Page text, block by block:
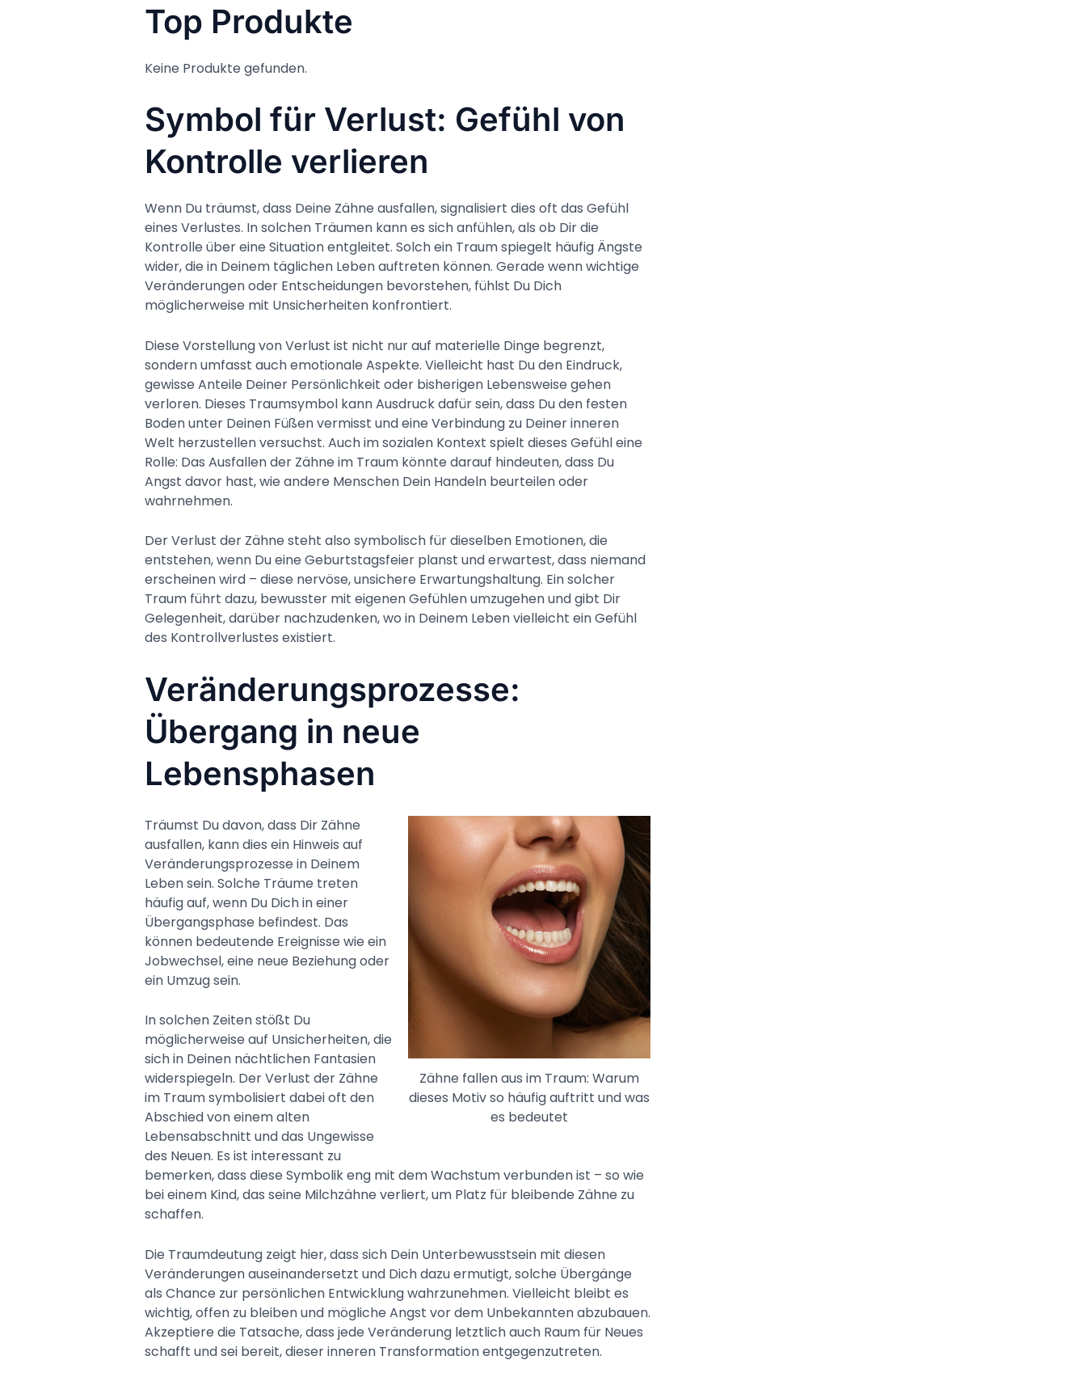
Top Produkte
Keine Produkte gefunden.
Symbol für Verlust: Gefühl von
Kontrolle verlieren
Wenn Du träumst, dass Deine Zähne ausfallen, signalisiert dies oft das Gefühl
eines Verlustes. In solchen Träumen kann es sich anfühlen, als ob Dir die
Kontrolle über eine Situation entgleitet. Solch ein Traum spiegelt häufig Ängste
wider, die in Deinem täglichen Leben auftreten können. Gerade wenn wichtige
Veränderungen oder Entscheidungen bevorstehen, fühlst Du Dich
möglicherweise mit Unsicherheiten konfrontiert.
Diese Vorstellung von Verlust ist nicht nur auf materielle Dinge begrenzt,
sondern umfasst auch emotionale Aspekte. Vielleicht hast Du den Eindruck,
gewisse Anteile Deiner Persönlichkeit oder bisherigen Lebensweise gehen
verloren. Dieses Traumsymbol kann Ausdruck dafür sein, dass Du den festen
Boden unter Deinen Füßen vermisst und eine Verbindung zu Deiner inneren
Welt herzustellen versuchst. Auch im sozialen Kontext spielt dieses Gefühl eine
Rolle: Das Ausfallen der Zähne im Traum könnte darauf hindeuten, dass Du
Angst davor hast, wie andere Menschen Dein Handeln beurteilen oder
wahrnehmen.
Der Verlust der Zähne steht also symbolisch für dieselben Emotionen, die
entstehen, wenn Du eine Geburtstagsfeier planst und erwartest, dass niemand
erscheinen wird – diese nervöse, unsichere Erwartungshaltung. Ein solcher
Traum führt dazu, bewusster mit eigenen Gefühlen umzugehen und gibt Dir
Gelegenheit, darüber nachzudenken, wo in Deinem Leben vielleicht ein Gefühl
des Kontrollverlustes existiert.
Veränderungsprozesse:
Übergang in neue
Lebensphasen
Zähne fallen aus im Traum: Warum
dieses Motiv so häufig auftritt und was
es bedeutet
Träumst Du davon, dass Dir Zähne
ausfallen, kann dies ein Hinweis auf
Veränderungsprozesse in Deinem
Leben sein. Solche Träume treten
häufig auf, wenn Du Dich in einer
Übergangsphase befindest. Das
können bedeutende Ereignisse wie ein
Jobwechsel, eine neue Beziehung oder
ein Umzug sein.
In solchen Zeiten stößt Du
möglicherweise auf Unsicherheiten, die
sich in Deinen nächtlichen Fantasien
widerspiegeln. Der Verlust der Zähne
im Traum symbolisiert dabei oft den
Abschied von einem alten
Lebensabschnitt und das Ungewisse
des Neuen. Es ist interessant zu
bemerken, dass diese Symbolik eng mit dem Wachstum verbunden ist – so wie
bei einem Kind, das seine Milchzähne verliert, um Platz für bleibende Zähne zu
schaffen.
Die Traumdeutung zeigt hier, dass sich Dein Unterbewusstsein mit diesen
Veränderungen auseinandersetzt und Dich dazu ermutigt, solche Übergänge
als Chance zur persönlichen Entwicklung wahrzunehmen. Vielleicht bleibt es
wichtig, offen zu bleiben und mögliche Angst vor dem Unbekannten abzubauen.
Akzeptiere die Tatsache, dass jede Veränderung letztlich auch Raum für Neues
schafft und sei bereit, dieser inneren Transformation entgegenzutreten.